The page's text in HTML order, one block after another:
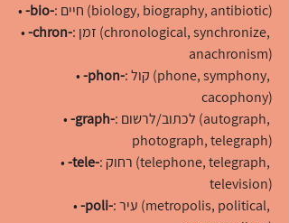
• -bio-
: חיים (biology, biography, antibiotic)
• -chron-: זמן (chronological, synchronize,
anachronism)
• -phon-: קול (phone, symphony,
cacophony)
• -graph-: לכתוב/לרשום (autograph,
photograph, telegraph)
• -tele-: רחוק (telephone, telegraph,
television)
• -poli-: עיר (metropolis, political,